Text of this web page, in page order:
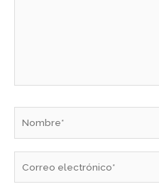
electrónico*